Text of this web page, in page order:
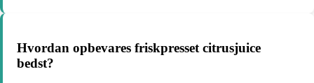
Hvordan opbevares friskpresset citrusjuice
bedst?